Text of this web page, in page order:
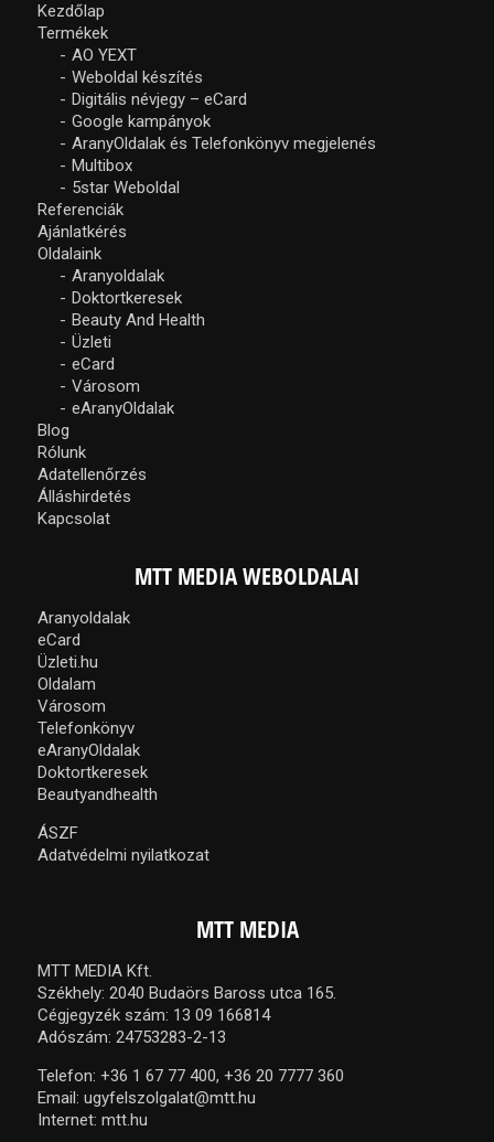
Kezdőlap
Termékek
AO YEXT
Weboldal készítés
Digitális névjegy – eCard
Google kampányok
AranyOldalak és Telefonkönyv megjelenés
Multibox
5star Weboldal
Referenciák
Ajánlatkérés
Oldalaink
Aranyoldalak
Doktortkeresek
Beauty And Health
Üzleti
eCard
Városom
eAranyOldalak
Blog
Rólunk
Adatellenőrzés
Álláshirdetés
Kapcsolat
MTT MEDIA WEBOLDALAI
Aranyoldalak
eCard
Üzleti.hu
Oldalam
Városom
Telefonkönyv
eAranyOldalak
Doktortkeresek
Beautyandhealth
ÁSZF
Adatvédelmi nyilatkozat
MTT MEDIA
MTT MEDIA Kft.
Székhely: 2040 Budaörs Baross utca 165.
Cégjegyzék szám: 13 09 166814
Adószám: 24753283-2-13
Telefon: +36 1 67 77 400, +36 20 7777 360
Email: ugyfelszolgalat@mtt.hu
Internet: mtt.hu